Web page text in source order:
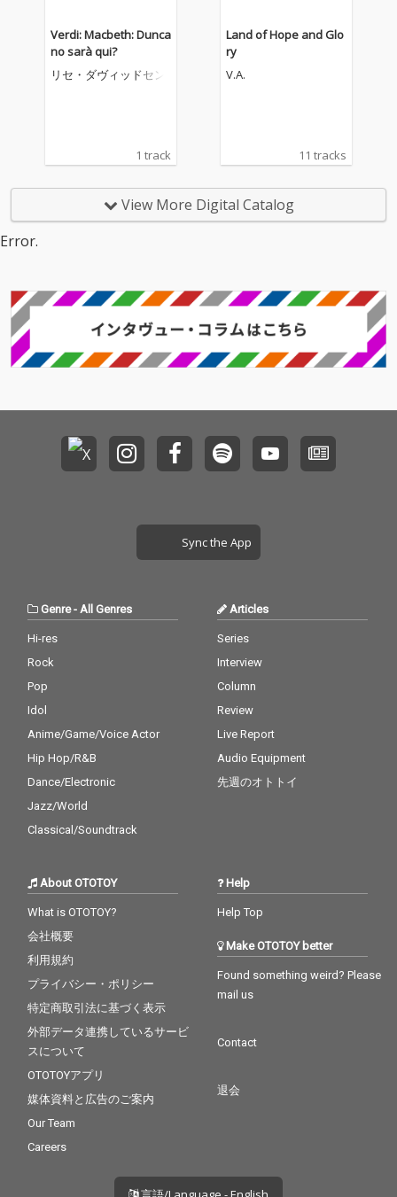
Verdi: Macbeth: Dunca
no sarà qui?
リセ・ダヴィッドセン
1 track
Land of Hope and Glo
ry
V.A.
11 tracks
View More Digital Catalog
Error.
Sync the App
Genre- All Genres
Hi-res
Rock
Pop
Idol
Anime/Game/Voice Actor
Hip Hop/R&B
Dance/Electronic
Jazz/World
Classical/Soundtrack
Articles
Series
Interview
Column
Review
Live Report
Audio Equipment
先週のオトトイ
About OTOTOY
What is OTOTOY?
会社概要
利用規約
プライバシー・ポリシー
特定商取引法に基づく表示
外部データ連携しているサービ
スについて
OTOTOYアプリ
媒体資料と広告のご案内
Our Team
Careers
Help
Help Top
Make OTOTOY better
Found something weird? Please
mail us
Contact
退会